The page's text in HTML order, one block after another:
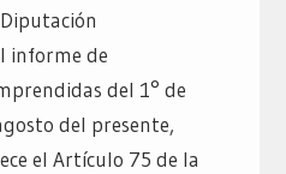
informe de
del 1° de
del presente,
el Artículo 75 de la